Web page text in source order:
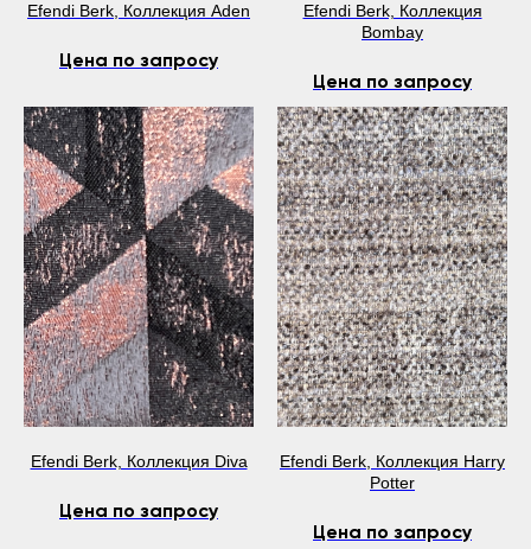
Efendi Berk, Коллекция Aden
Цена по запросу
Efendi Berk, Коллекция
Bombay
Цена по запросу
Efendi Berk, Коллекция Diva
Цена по запросу
Efendi Berk, Коллекция Harry
Potter
Цена по запросу